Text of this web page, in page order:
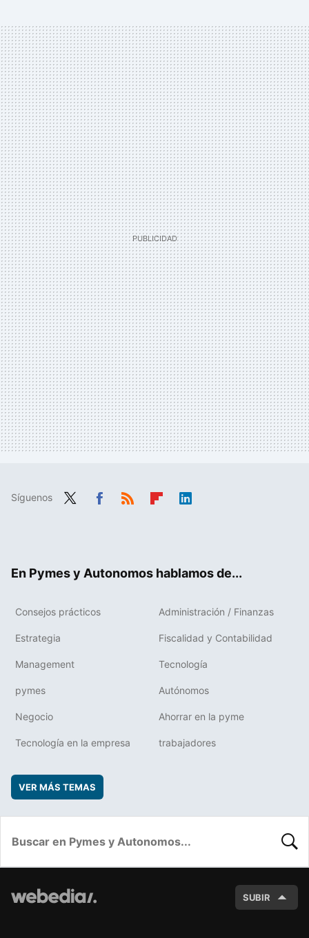
Síguenos
En Pymes y Autonomos hablamos de...
Consejos prácticos Administración / Finanzas
Estrategia Fiscalidad y Contabilidad
Management Tecnología
pymes Autónomos
Negocio Ahorrar en la pyme
Tecnología en la empresa trabajadores
VER MÁS TEMAS
SUBIR